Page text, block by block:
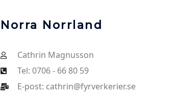
Norra Norrland
Cathrin Magnusson
Tel: 0706 - 66 80 59
E-post: cathrin@fyrverkerier.se